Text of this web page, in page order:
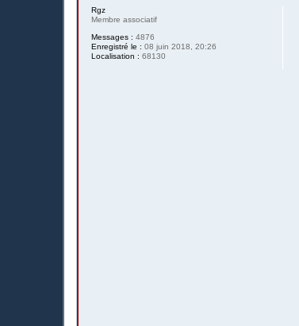
Rgz
Membre associatif
Messages : 4876
Enregistré le : 08 juin 2018, 20:26
Localisation : 68130